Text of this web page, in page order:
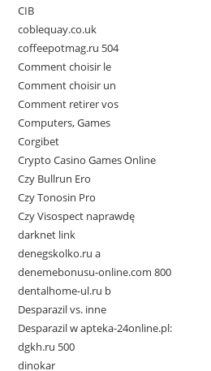
CIB
coblequay.co.uk
coffeepotmag.ru 504
Comment choisir le
Comment choisir un
Comment retirer vos
Computers, Games
Corgibet
Crypto Casino Games Online
Czy Bullrun Ero
Czy Tonosin Pro
Czy Visospect naprawdę
darknet link
denegskolko.ru a
denemebonusu-online.com 800
dentalhome-ul.ru b
Desparazil vs. inne
Desparazil w apteka-24online.pl:
dgkh.ru 500
dinokar